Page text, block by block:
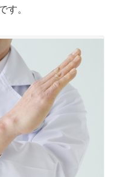
す。